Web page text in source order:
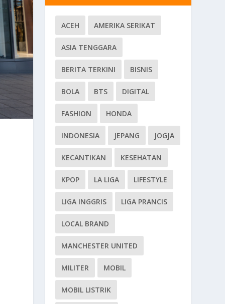
ACEH AMERIKA SERIKAT
ASIA TENGGARA
BERITA TERKINI BISNIS
BOLA BTS DIGITAL
FASHION HONDA
INDONESIA JEPANG JOGJA
KECANTIKAN KESEHATAN
KPOP LA LIGA LIFESTYLE
LIGA INGGRIS LIGA PRANCIS
LOCAL BRAND
MANCHESTER UNITED
MILITER MOBIL
MOBIL LISTRIK